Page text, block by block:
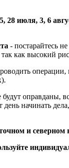
28 июля, 3, 6
- постарайтесь
как высокий
операции,
оправданы,
начинать
и северном